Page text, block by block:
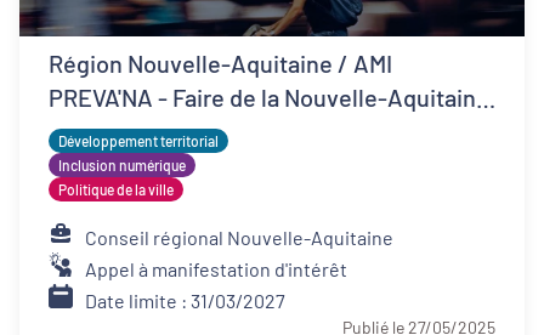
Région Nouvelle-Aquitaine / AMI
PREVA'NA - Faire de la Nouvelle-Aquitaine
un territoire de bonne santé
Développement territorial
Inclusion numérique
Politique de la ville
Conseil régional Nouvelle-Aquitaine
Appel à manifestation d'intérêt
Date limite : 31/03/2027
Publié le 27/05/2025